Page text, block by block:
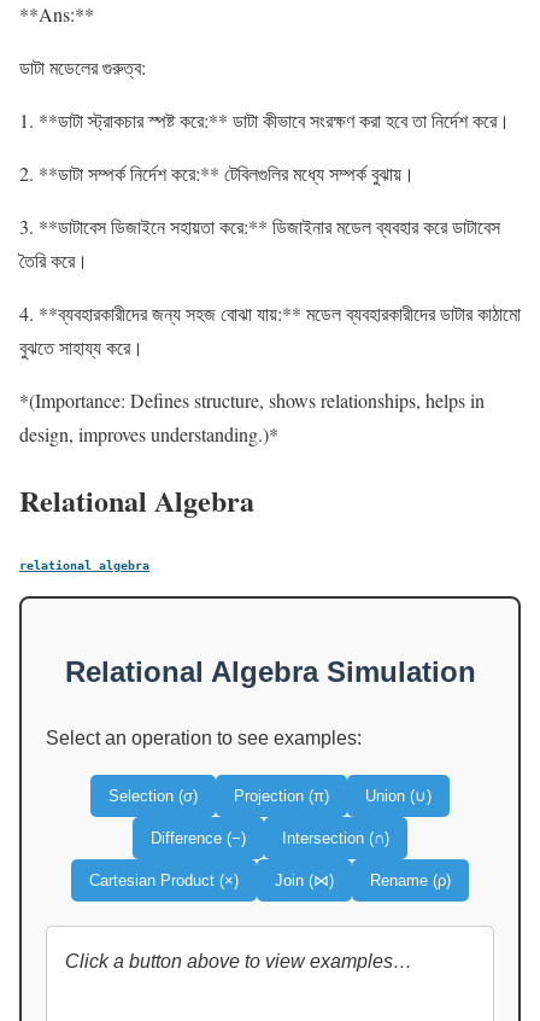
**Ans:**
ডাটা মডেলের গুরুত্ব:
1. **ডাটা স্ট্রাকচার স্পষ্ট করে:** ডাটা কীভাবে সংরক্ষণ করা হবে তা নির্দেশ করে।
2. **ডাটা সম্পর্ক নির্দেশ করে:** টেবিলগুলির মধ্যে সম্পর্ক বুঝায়।
3. **ডাটাবেস ডিজাইনে সহায়তা করে:** ডিজাইনার মডেল ব্যবহার করে ডাটাবেস
তৈরি করে।
4. **ব্যবহারকারীদের জন্য সহজ বোঝা যায়:** মডেল ব্যবহারকারীদের ডাটার কাঠামো
বুঝতে সাহায্য করে।
*(Importance: Defines structure, shows relationships, helps in
design, improves understanding.)*
Relational Algebra
relational_algebra
Relational Algebra Simulation
Select an operation to see examples:
Selection (σ) Projection (π) Union (∪)
Difference (−) Intersection (∩)
Cartesian Product (×) Join (⋈) Rename (ρ)
Click a button above to view examples…